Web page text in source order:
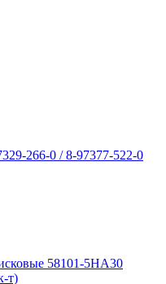
266-0 / 8-97377-522-0